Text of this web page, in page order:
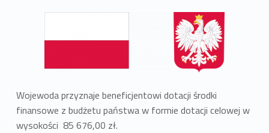
Wojewoda przyznaje beneficjentowi dotacji środki
finansowe z budżetu państwa w formie dotacji celowej w
wysokości 85 676,00 zł.